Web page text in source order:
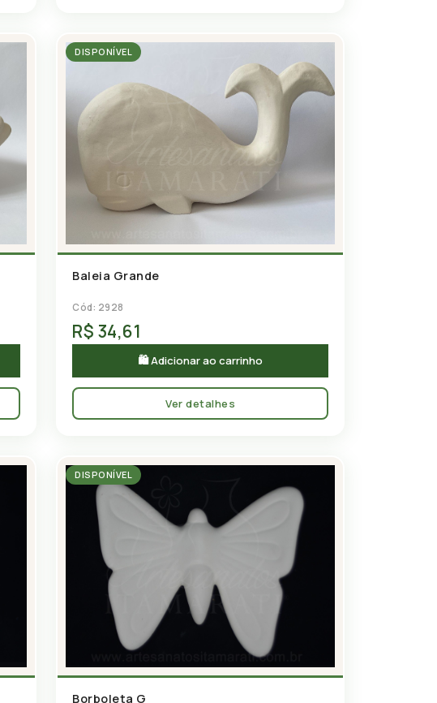
DISPONÍVEL
Baleia Grande
Cód: 2928
R$ 34,61
🛍 Adicionar ao carrinho
Ver detalhes
DISPONÍVEL
Borboleta G